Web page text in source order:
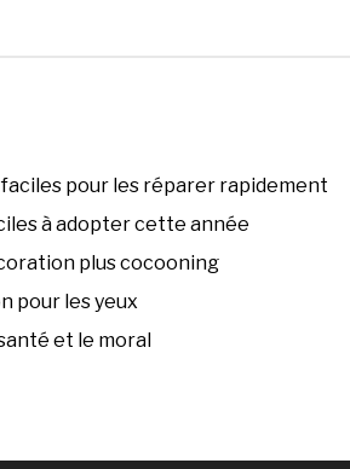
pour les réparer rapidement
à adopter cette année
plus cocooning
pour les yeux
et le moral